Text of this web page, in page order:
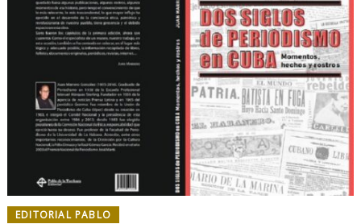
EDITORIAL PABLO